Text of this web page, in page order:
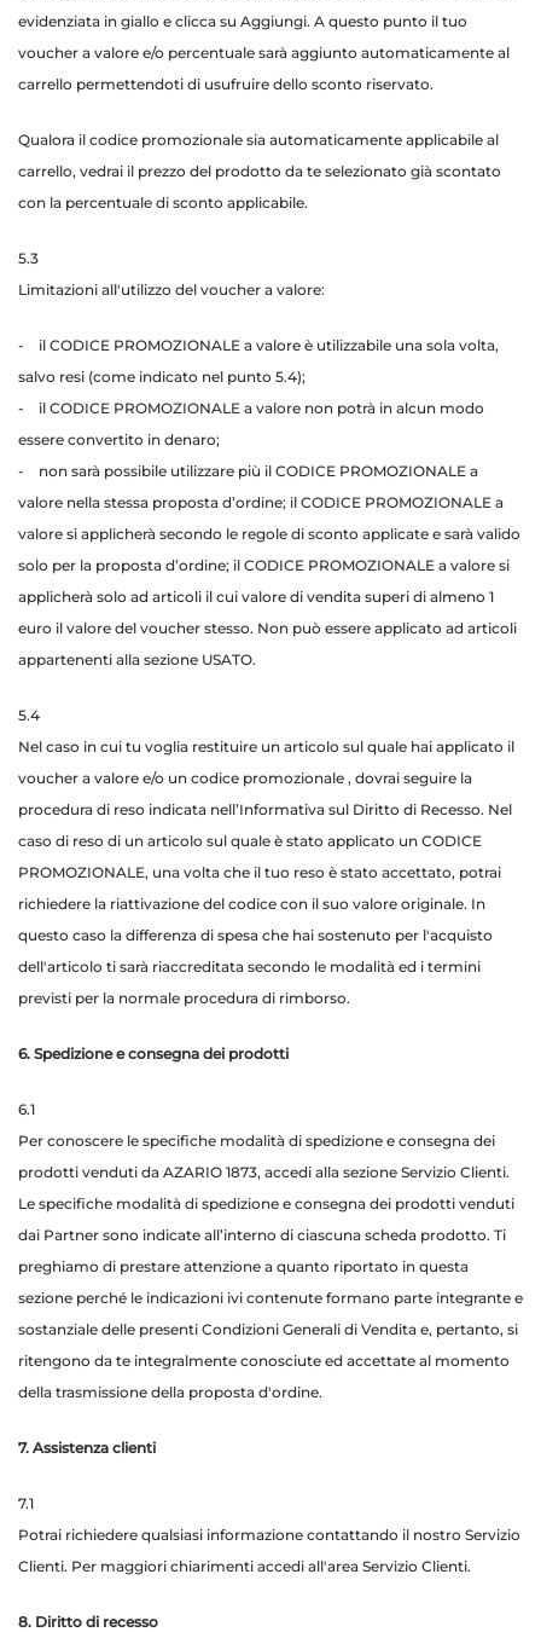
evidenziata in giallo e clicca su Aggiungi. A questo punto il tuo
voucher a valore e/o percentuale sarà aggiunto automaticamente al
carrello permettendoti di usufruire dello sconto riservato.
Qualora il codice promozionale sia automaticamente applicabile al
carrello, vedrai il prezzo del prodotto da te selezionato già scontato
con la percentuale di sconto applicabile.
5.3
Limitazioni all'utilizzo del voucher a valore:
- il CODICE PROMOZIONALE a valore è utilizzabile una sola volta,
salvo resi (come indicato nel punto 5.4);
- il CODICE PROMOZIONALE a valore non potrà in alcun modo
essere convertito in denaro;
- non sarà possibile utilizzare più il CODICE PROMOZIONALE a
valore nella stessa proposta d’ordine; il CODICE PROMOZIONALE a
valore si applicherà secondo le regole di sconto applicate e sarà valido
solo per la proposta d’ordine; il CODICE PROMOZIONALE a valore si
applicherà solo ad articoli il cui valore di vendita superi di almeno 1
euro il valore del voucher stesso. Non può essere applicato ad articoli
appartenenti alla sezione USATO.
5.4
Nel caso in cui tu voglia restituire un articolo sul quale hai applicato il
voucher a valore e/o un codice promozionale , dovrai seguire la
procedura di reso indicata nell’Informativa sul Diritto di Recesso. Nel
caso di reso di un articolo sul quale è stato applicato un CODICE
PROMOZIONALE, una volta che il tuo reso è stato accettato, potrai
richiedere la riattivazione del codice con il suo valore originale. In
questo caso la differenza di spesa che hai sostenuto per l'acquisto
dell'articolo ti sarà riaccreditata secondo le modalità ed i termini
previsti per la normale procedura di rimborso.
6. Spedizione e consegna dei prodotti
6.1
Per conoscere le specifiche modalità di spedizione e consegna dei
prodotti venduti da AZARIO 1873, accedi alla sezione Servizio Clienti.
Le specifiche modalità di spedizione e consegna dei prodotti venduti
dai Partner sono indicate all’interno di ciascuna scheda prodotto. Ti
preghiamo di prestare attenzione a quanto riportato in questa
sezione perché le indicazioni ivi contenute formano parte integrante e
sostanziale delle presenti Condizioni Generali di Vendita e, pertanto, si
ritengono da te integralmente conosciute ed accettate al momento
della trasmissione della proposta d'ordine.
7. Assistenza clienti
7.1
Potrai richiedere qualsiasi informazione contattando il nostro Servizio
Clienti. Per maggiori chiarimenti accedi all'area Servizio Clienti.
8. Diritto di recesso